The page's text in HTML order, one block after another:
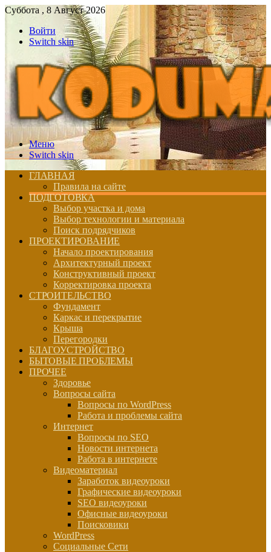
Суббота , 8 Август 2026
Войти
Switch skin
Меню
Switch skin
ГЛАВНАЯ
Правила на сайте
ПОДГОТОВКА
Выбор участка и дома
Выбор технологии и материала
Поиск подрядчиков
ПРОЕКТИРОВАНИЕ
Начало проектирования
Архитектурный проект
Конструктивный проект
Корректировка проекта
СТРОИТЕЛЬСТВО
Фундамент
Каркас и перекрытие
Крыша
Перегородки
БЛАГОУСТРОЙСТВО
БЫТОВЫЕ ПРОБЛЕМЫ
ПРОЧЕЕ
Здоровье
Вопросы сайта
Вопросы по WordPress
Работа и проблемы сайта
Интернет
Вопросы по SEO
Новости интернета
Работа в интернете
Видеоматериал
Заработок видеоуроки
Графические видеоуроки
SEO видеоуроки
Офисные видеоуроки
Поисковики
WordPress
Социальные Сети